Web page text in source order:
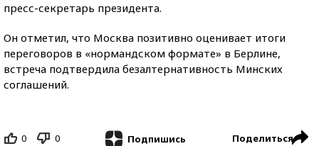
пресс-секретарь президента.
Он отметил, что Москва позитивно оценивает итоги
переговоров в «нормандском формате» в Берлине,
встреча подтвердила безалтернативность Минских
соглашений.
0 0 Подпишись Поделиться